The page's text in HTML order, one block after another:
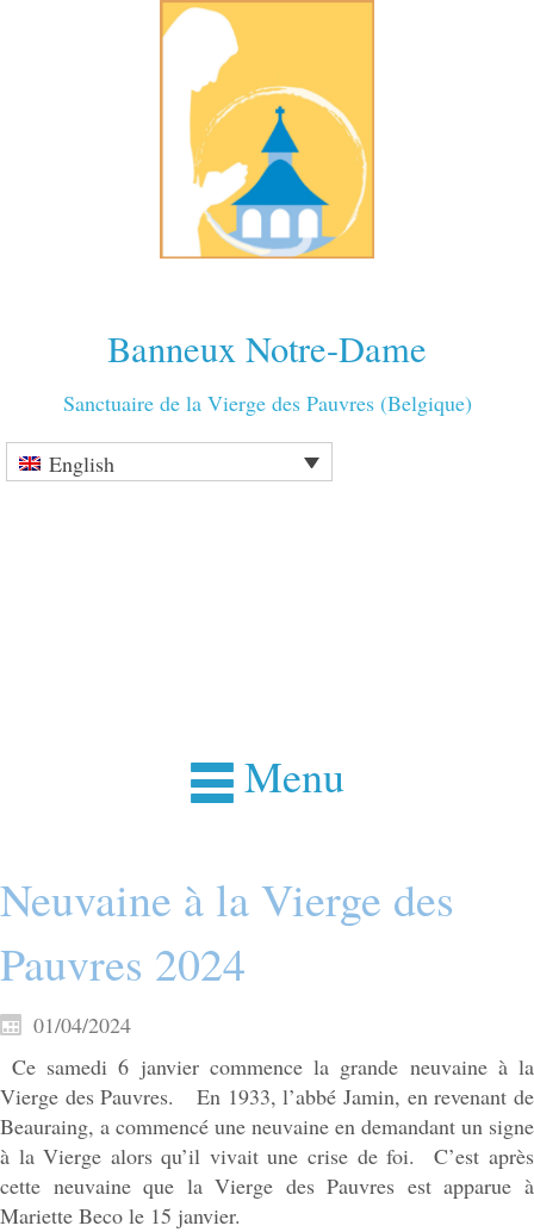
Banneux Notre-Dame
Sanctuaire de la Vierge des Pauvres (Belgique)
English
Menu
Neuvaine à la Vierge des
Pauvres 2024
01/04/2024
Ce samedi 6 janvier commence la grande neuvaine à la
Vierge des Pauvres. En 1933, l’abbé Jamin, en revenant de
Beauraing, a commencé une neuvaine en demandant un signe
à la Vierge alors qu’il vivait une crise de foi. C’est après
cette neuvaine que la Vierge des Pauvres est apparue à
Mariette Beco le 15 janvier.